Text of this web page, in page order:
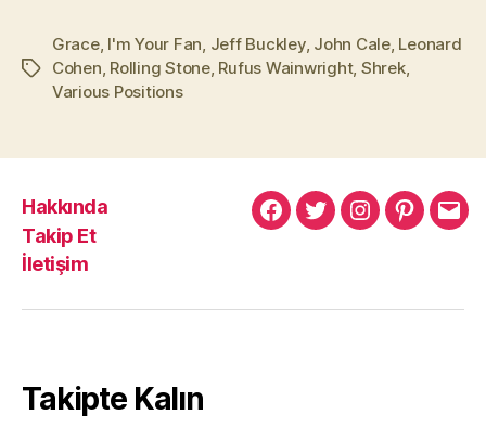
Etiketler
Grace, I'm Your Fan Jeff Buckley, John Cale, Leonard
Cohen Rolling Stone, Rufus Wainwright, Shrek,
Various Positions
Hakkında
Takip Et
İletişim
MuratMuratMuratPinterest
Takipte Kalın